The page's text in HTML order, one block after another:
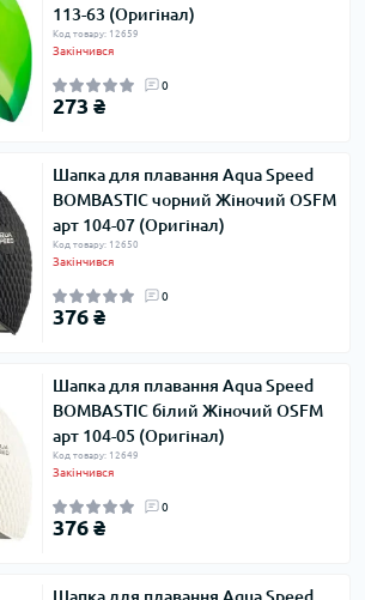
113-63 (Оригінал)
Код товару: 12659
Закінчився
0
273 ₴
Шапка для плавання Aqua Speed ​​
BOMBASTIC чорний Жіночий OSFM
арт 104-07 (Оригінал)
Код товару: 12650
Закінчився
0
376 ₴
Шапка для плавання Aqua Speed ​​
BOMBASTIC білий Жіночий OSFM
арт 104-05 (Оригінал)
Код товару: 12649
Закінчився
0
376 ₴